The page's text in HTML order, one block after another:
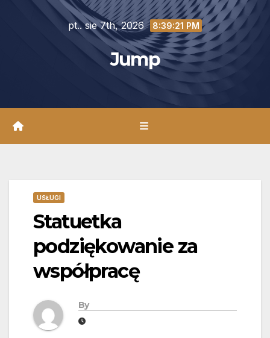
pt.. sie 7th, 2026 8:39:22 PM
Jump
USŁUGI
Statuetka
podziękowanie za
współpracę
By